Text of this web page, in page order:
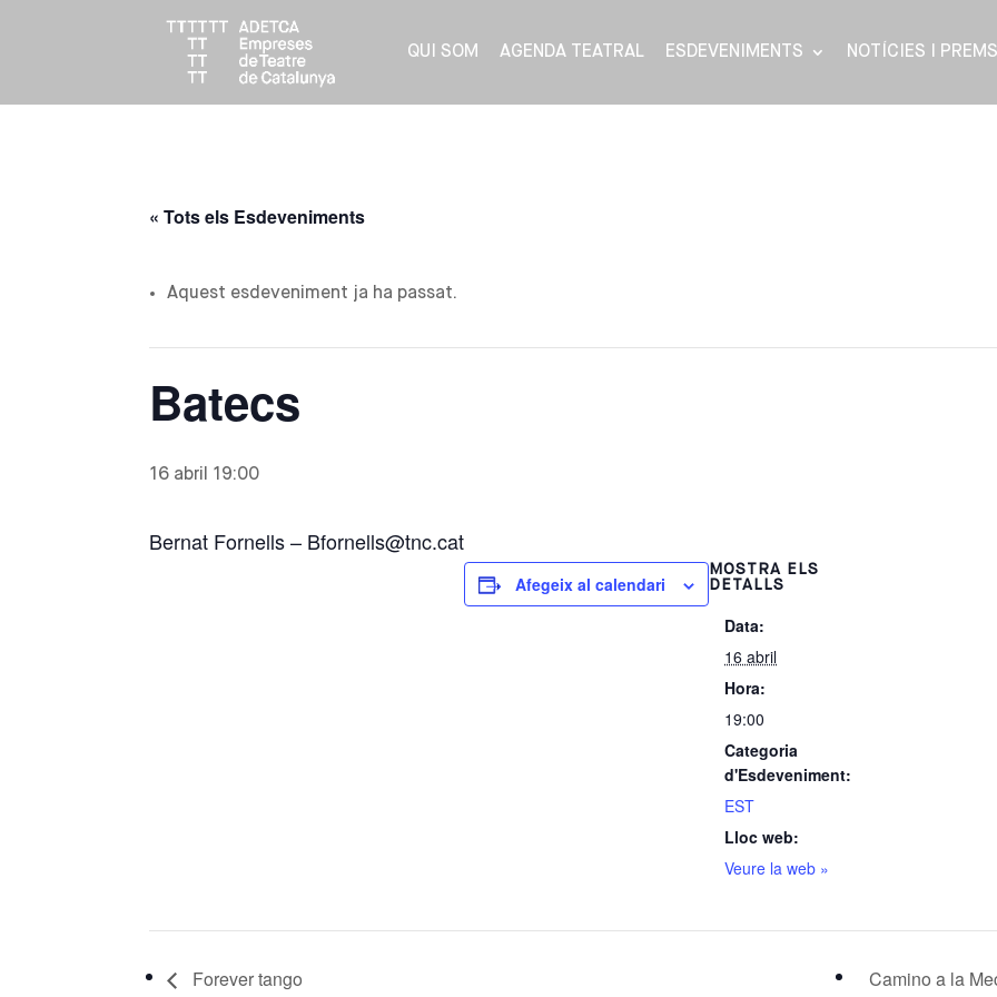
QUI SOM AGENDA TEATRAL ESDEVENIMENTS NOTÍCIES I
« Tots els Esdeveniments
Aquest esdeveniment ja ha passat.
Batecs
16 abril 19:00
Bernat Fornells – Bfornells@tnc.cat
Afegeix al calendari
MOSTRA ELS
DETALLS
Data:
16 abril
Hora:
19:00
Categoria
d'Esdeveniment:
EST
Lloc web:
Veure la web »
Forever tango Camino a la